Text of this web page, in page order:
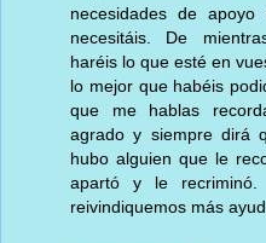
necesidades de
necesitáis. De
haréis lo que esté en
lo mejor que habéis
que me hablas
agrado y siempre dirá
hubo alguien que le
apartó y le
reivindiquemos más